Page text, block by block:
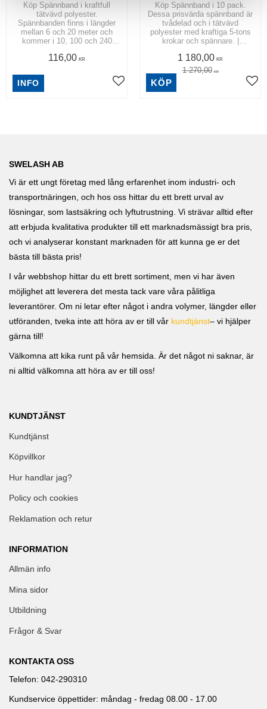
Köp Spännband i kraftfull
tätvävd polyester.
Spännbanden finns i längder
mellan 6 och 20 meter och
kommer i 10, 100 och 240
116,00 KR
INFO
Köp Spännband i 10 pack.
Dessa prisvärda spännband är
tvådelad och i tätvävd
polyester med kraftiga 5-tons
krokar och spännare. |
1 180,00 KR
1 270,00 KR
KÖP
SWELASH AB
Vi är ett ungt företag med lång erfarenhet inom industri- och
transportnäringen, och hos oss hittar du ett brett urval av
lösningar, som lastsäkring och lyftutrustning. Vi strävar alltid efter
att erbjuda kvalitativa produkter till ett marknadsmässigt bra pris,
och vi analyserar konstant marknaden för att kunna ge er det
bästa till bästa pris!
I vår webbshop hittar du ett brett sortiment, men vi har även
möjlighet att leverera det mesta tack vare våra pålitliga
leverantörer. Om ni letar efter något i andra volymer, längder eller
utföranden, tveka inte att höra av er till vår kundtjänst– vi hjälper
gärna till!
Välkomna att kika runt på vår hemsida. Är det något ni saknar, är
ni alltid välkomna att höra av er till oss!
KUNDTJÄNST
Kundtjänst
Köpvillkor
Hur handlar jag?
Policy och cookies
Reklamation och retur
INFORMATION
Allmän info
Mina sidor
Utbildning
Frågor & Svar
KONTAKTA OSS
Telefon: 042-290310
Kundservice öppettider: måndag - fredag 08.00 - 17.00